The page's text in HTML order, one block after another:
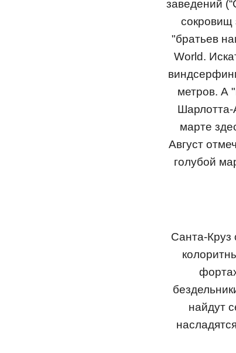
заведений
сокровищ
"братьев
World.
метров. А
Шарлотта-
марте
Август
голубой
Санта-Круз
найдут